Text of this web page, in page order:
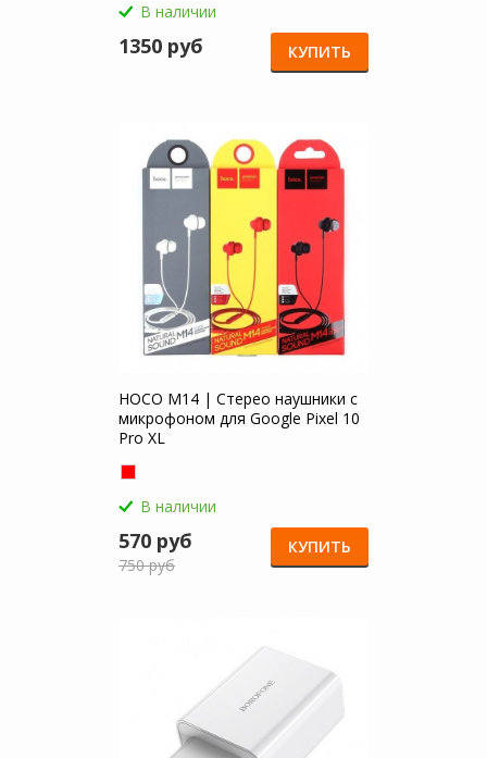
В наличии
1350 руб КУПИТЬ
HOCO M14 | Стерео наушники с
микрофоном для Google Pixel 10
Pro XL
В наличии
570 руб
750 руб
КУПИТЬ